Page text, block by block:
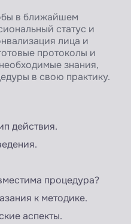
в ближайшем
статус и
лица и
протоколы и
знания,
в свою практику.
действия.
процедура?
к методике.
аспекты.